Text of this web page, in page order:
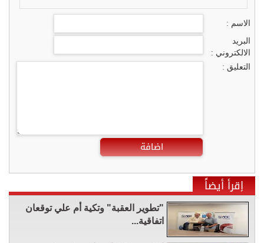
الاسم :
البريد
الالكتروني :
التعليق :
اضافة
إقرأ أيضاً
"تطوير العقبة" وتكية أم علي توقعان
اتفاقية...